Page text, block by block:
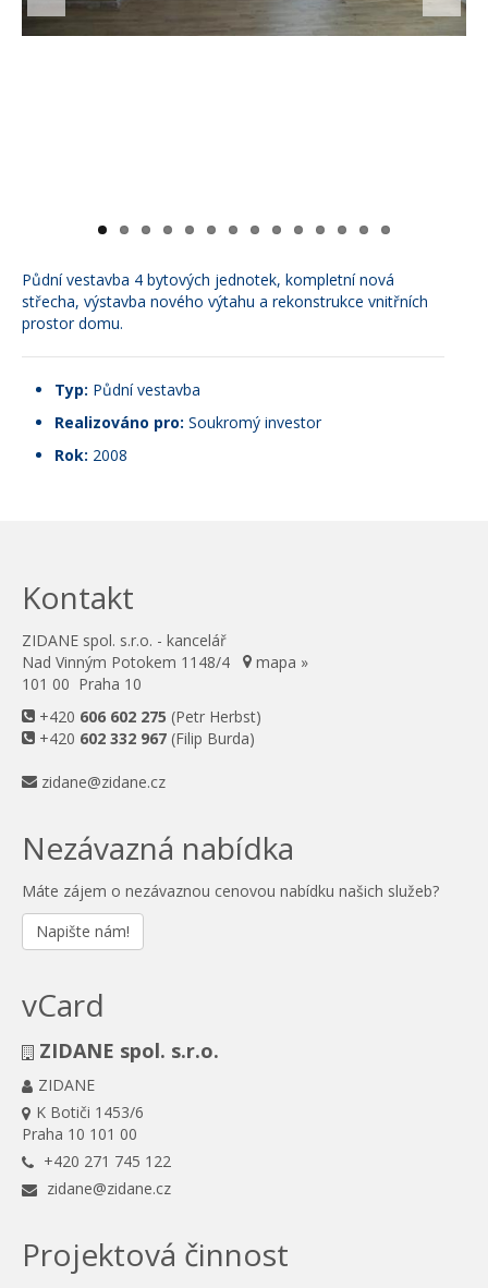
Půdní vestavba 4 bytových jednotek, kompletní nová
střecha, výstavba nového výtahu a rekonstrukce vnitřních
prostor domu.
Typ: Půdní vestavba
Realizováno pro: Soukromý investor
Rok: 2008
Kontakt
ZIDANE spol. s.r.o. - kancelář
Nad Vinným Potokem 1148/4
mapa »
101 00 Praha 10
+420 606 602 275 (Petr Herbst)
+420 602 332 967 (Filip Burda)
zidane@zidane.cz
Nezávazná nabídka
Máte zájem o nezávaznou cenovou nabídku našich služeb?
Napište nám!
vCard
ZIDANE spol. s.r.o.
ZIDANE
K Botiči 1453/6
Praha 10 101 00
+420 271 745 122
zidane@zidane.cz
Projektová činnost